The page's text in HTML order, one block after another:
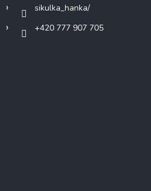
sikulka_hanka/
+420 777 907 705